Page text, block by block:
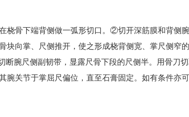
桡骨下端背侧做一弧形切口。②切开深筋膜和背侧
块向掌、尺侧推开，使之形成桡背侧宽、掌尺侧窄
腕尺侧副韧带，显露尺骨下段的尺侧半。用骨刀
关节于掌屈尺偏位，直至石膏固定。如有条件亦